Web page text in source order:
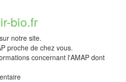
bio.fr
notre site.
proche de chez vous.
concernant l'AMAP dont